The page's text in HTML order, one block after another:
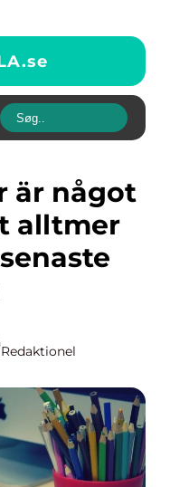
se
alltmer
Redaktionel